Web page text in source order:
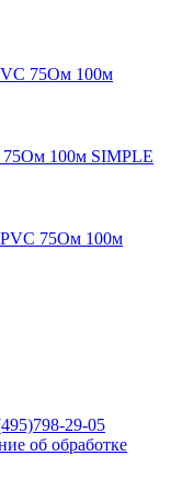
75Ом 100м
75Ом 100м SIMPLE
75Ом 100м
29-05
об обработке